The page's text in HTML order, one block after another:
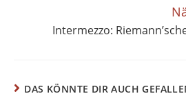
Intermezzo:
DAS KÖNNTE DIR AUCH